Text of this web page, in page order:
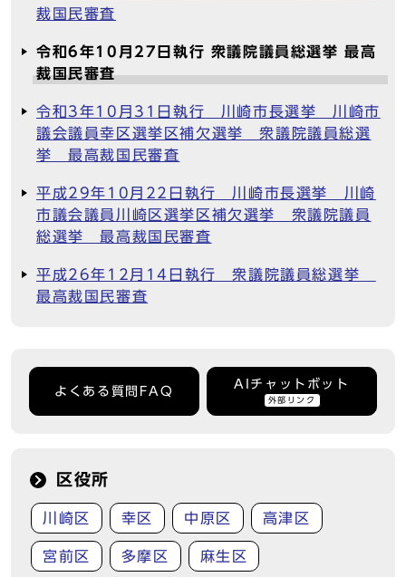
裁国民審査
令和6年10月27日執行 衆議院議員総選挙 最高
裁国民審査
令和3年10月31日執行 川崎市長選挙 川崎市
議会議員幸区選挙区補欠選挙 衆議院議員総選
挙 最高裁国民審査
平成29年10月22日執行 川崎市長選挙 川崎
市議会議員川崎区選挙区補欠選挙 衆議院議員
総選挙 最高裁国民審査
平成26年12月14日執行 衆議院議員総選挙
最高裁国民審査
よくある質問FAQ
AIチャットボット
外部リンク
区役所
川崎区 幸区 中原区 高津区
宮前区 多摩区 麻生区